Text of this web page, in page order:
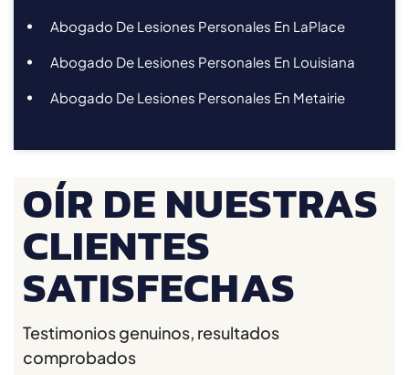
Abogado De Lesiones Personales En LaPlace
Abogado De Lesiones Personales En Louisiana
Abogado De Lesiones Personales En Metairie
OÍR DE NUESTRAS
CLIENTES
SATISFECHAS
Testimonios genuinos, resultados
comprobados